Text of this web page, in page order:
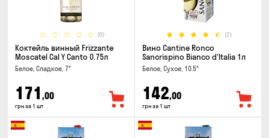
(0)
Коктейль винный Frizzante
Moscatel Cal Y Canto 0.75л
Белое, Сладкое, 7°
171 ,00
грн за 1 шт
(2)
Вино Cantine Ronco
Sancrispino Bianco d'Italia 1л
Белое, Сухое, 10.5°
142,00
грн за 1 шт